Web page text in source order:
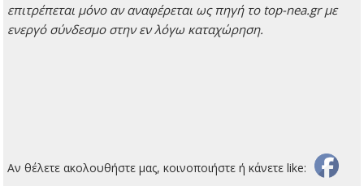
επιτρέπεται μόνο αν αναφέρεται ως πηγή το top-nea.gr με
ενεργό σύνδεσμο στην εν λόγω καταχώρηση.
Αν θέλετε ακολουθήστε μας, κοινοποιήστε ή κάνετε like: